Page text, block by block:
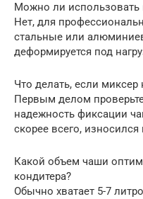
Можно ли использовать
Нет, для
стальные или
деформируется под
Что делать, если
Первым делом
надежность фиксации
скорее всего,
Какой объем чаши
кондитера?
Обычно хватает 5-7